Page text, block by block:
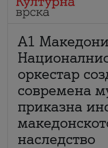
А1
оркестар
современа
приказна
наследство